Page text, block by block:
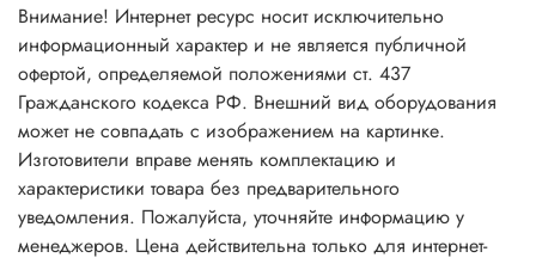
Внимание! Интернет ресурс носит исключительно
информационный характер и не является публичной
офертой, определяемой положениями ст. 437
Гражданского кодекса РФ. Внешний вид оборудования
может не совпадать с изображением на картинке.
Изготовители вправе менять комплектацию и
характеристики товара без предварительного
уведомления. Пожалуйста, уточняйте информацию у
менеджеров. Цена действительна только для интернет-